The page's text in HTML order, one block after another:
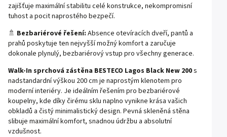
zajišťuje maximální stabilitu celé konstrukce, nekompromisní
tuhost a pocit naprostého bezpečí.
🚿 Bezbariérové řešení: Absence otevíracích dveří, pantů a
prahů poskytuje ten nejvyšší možný komfort a zaručuje
dokonale plynulý, bezbariérový vstup pro všechny generace.
Walk-In sprchová zástěna BESTECO Lagos Black New 200s
nadstandardní výškou 200 cm je naprostým klenotem pro
moderní interiéry. Je ideálním řešením pro bezbariérové
koupelny, kde díky čirému sklu naplno vynikne krása vašich
obkladů a čistý minimalistický design. Pevná skleněná stěna
slibuje maximální komfort, snadnou údržbu a absolutní
vzdušnost.